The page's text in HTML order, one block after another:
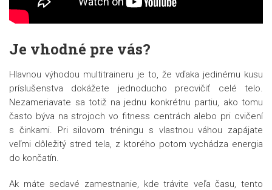
Je vhodné pre vás?
Hlavnou výhodou multitraineru je to, že vďaka jedinému kusu
príslušenstva dokážete jednoducho precvičiť celé telo.
Nezameriavate sa totiž na jednu konkrétnu partiu, ako tomu
často býva na strojoch vo fitness centrách alebo pri cvičení
s činkami. Pri silovom tréningu s vlastnou váhou zapájate
veľmi dôležitý stred tela, z ktorého potom vychádza energia
do končatín.
Ak máte sedavé zamestnanie, kde trávite veľa času, tento